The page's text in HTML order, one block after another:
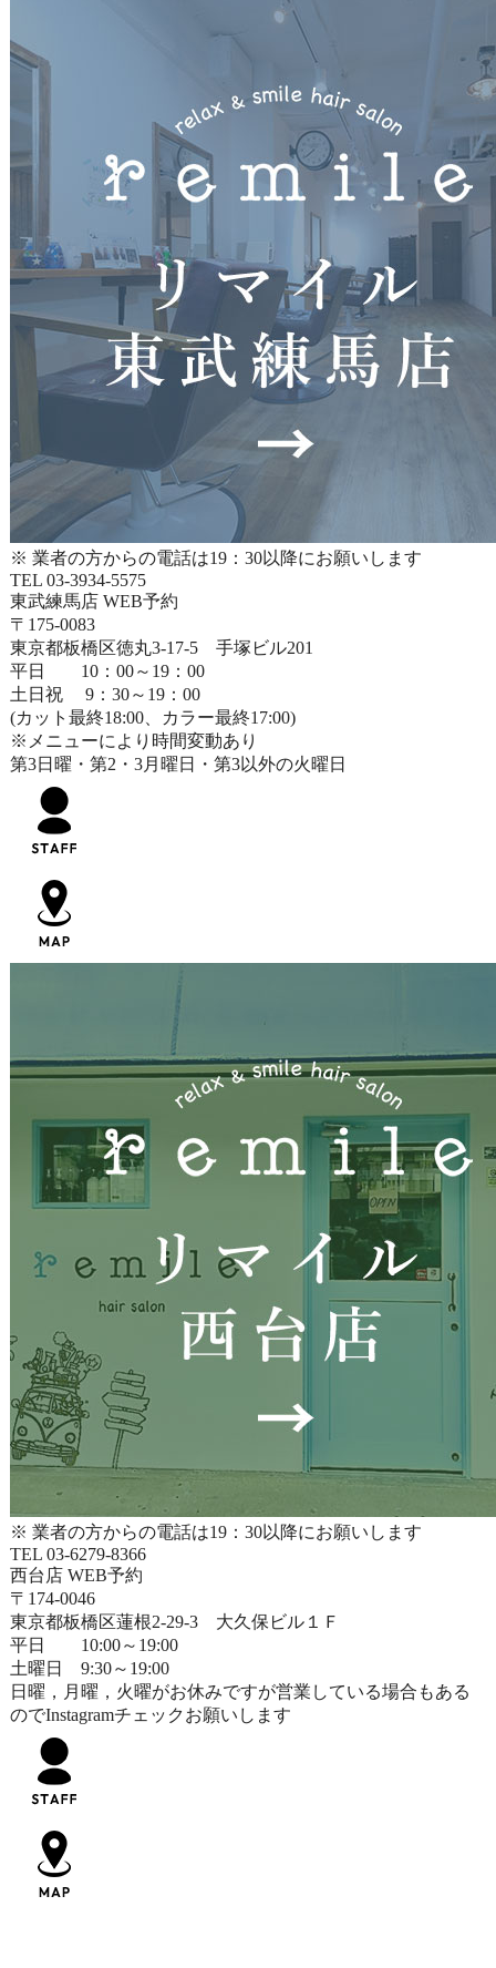
※ 業者の方からの電話は19：30以降にお願いします
TEL 03-3934-5575
東武練馬店 WEB予約
〒175-0083
東京都板橋区徳丸3-17-5 手塚ビル201
平日 10：00～19：00
土日祝 9：30～19：00
(カット最終18:00、カラー最終17:00)
※メニューにより時間変動あり
第3日曜・第2・3月曜日・第3以外の火曜日
※ 業者の方からの電話は19：30以降にお願いします
TEL 03-6279-8366
西台店 WEB予約
〒174-0046
東京都板橋区蓮根2-29-3 大久保ビル１Ｆ
平日 10:00～19:00
土曜日 9:30～19:00
日曜，月曜，火曜がお休みですが営業している場合もある
のでInstagramチェックお願いします